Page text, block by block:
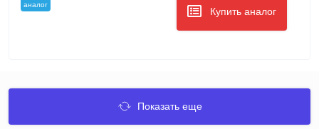
аналог
Купить аналог
Показать еще